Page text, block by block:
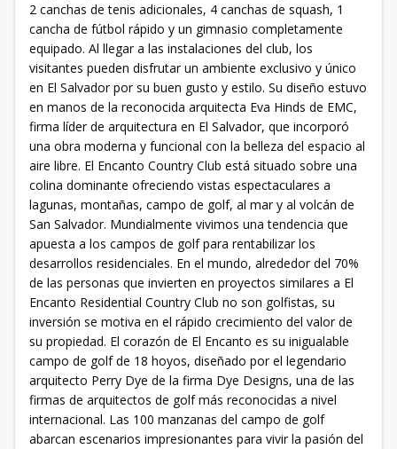
2 canchas de tenis adicionales, 4 canchas de squash, 1
cancha de fútbol rápido y un gimnasio completamente
equipado. Al llegar a las instalaciones del club, los
visitantes pueden disfrutar un ambiente exclusivo y único
en El Salvador por su buen gusto y estilo. Su diseño estuvo
en manos de la reconocida arquitecta Eva Hinds de EMC,
firma líder de arquitectura en El Salvador, que incorporó
una obra moderna y funcional con la belleza del espacio al
aire libre. El Encanto Country Club está situado sobre una
colina dominante ofreciendo vistas espectaculares a
lagunas, montañas, campo de golf, al mar y al volcán de
San Salvador. Mundialmente vivimos una tendencia que
apuesta a los campos de golf para rentabilizar los
desarrollos residenciales. En el mundo, alrededor del 70%
de las personas que invierten en proyectos similares a El
Encanto Residential Country Club no son golfistas, su
inversión se motiva en el rápido crecimiento del valor de
su propiedad. El corazón de El Encanto es su inigualable
campo de golf de 18 hoyos, diseñado por el legendario
arquitecto Perry Dye de la firma Dye Designs, una de las
firmas de arquitectos de golf más reconocidas a nivel
internacional. Las 100 manzanas del campo de golf
abarcan escenarios impresionantes para vivir la pasión del